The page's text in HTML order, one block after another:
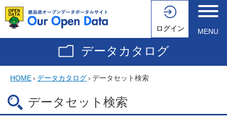
ログイン MENU
データカタログ
HOME› データカタログ› データセット検索
データセット検索